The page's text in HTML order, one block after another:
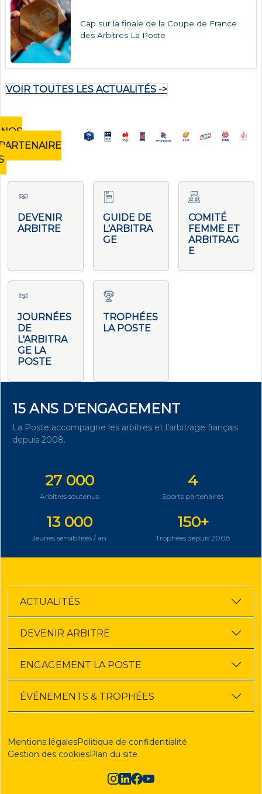
Cap sur la finale de la Coupe de France
des Arbitres La Poste
VOIR TOUTES LES ACTUALITÉS ->
NOS
DEVENIR
ARBITRE
GUIDE DE
L'ARBITRA
GE
COMITÉ
FEMME ET
ARBITRAG
E
JOURNÉES
DE
L'ARBITRA
GE LA
POSTE
TROPHÉES
LA POSTE
15 ANS D'ENGAGEMENT
La Poste accompagne les arbitres et l'arbitrage français
depuis 2008.
27 000
Arbitres soutenus
4
Sports partenaires
13 000
Jeunes sensibilisés / an
150+
Trophées depuis 2008
ACTUALITÉS
DEVENIR ARBITRE
ENGAGEMENT LA POSTE
ÉVÉNEMENTS & TROPHÉES
Mentions légalesPolitique de confidentialité
Gestion des cookiesPlan du site